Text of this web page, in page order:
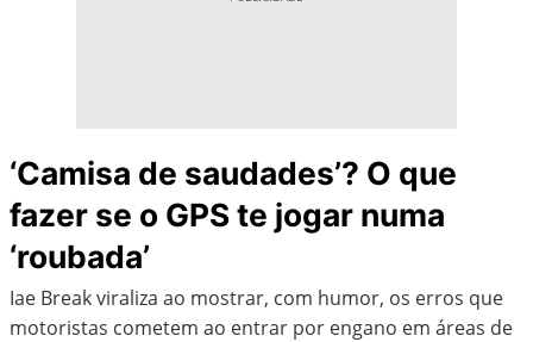
‘Camisa de saudades’? O que
fazer se o GPS te jogar numa
‘roubada’
Iae Break viraliza ao mostrar, com humor, os erros que
motoristas cometem ao entrar por engano em áreas de